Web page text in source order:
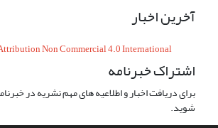
آخرین اخبار
Non Commercial 4.0 International
اشتراک خبرنامه
برای دریافت اخبار و اطلاعیه های مهم نشریه در
شوید.